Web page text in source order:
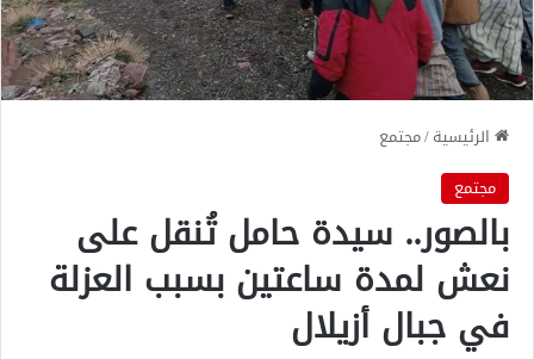
الرئيسية/مجتمع
مجتمع
بالصور.. سيدة حامل تُنقل على
نعش لمدة ساعتين بسبب العزلة
في جبال أزيلال